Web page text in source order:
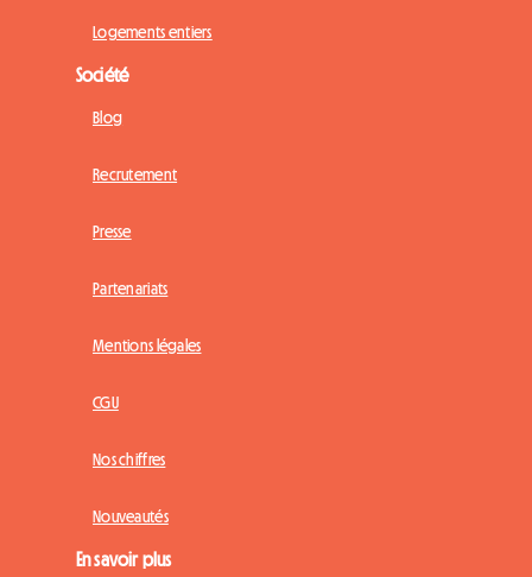
Logements entiers
Société
Blog
Recrutement
Presse
Partenariats
Mentions légales
CGU
Nos chiffres
Nouveautés
En savoir plus